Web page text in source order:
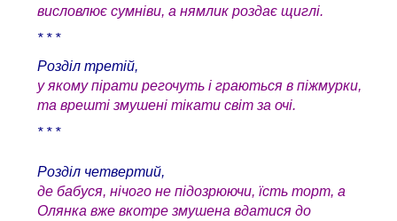
висловлює сумніви, а нямлик роздає щиглі.
* * *
Розділ третій,
у якому пірати регочуть і граються в піжмурки,
та врешті змушені тікати світ за очі.
* * *
Розділ четвертий,
де бабуся, нічого не підозрюючи, їсть торт, а
Олянка вже вкотре змушена вдатися до